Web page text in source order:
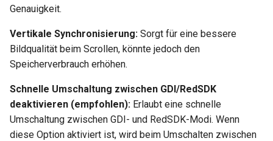
Genauigkeit.
Vertikale Synchronisierung: Sorgt für eine bessere
Bildqualität beim Scrollen, könnte jedoch den
Speicherverbrauch erhöhen.
Schnelle Umschaltung zwischen GDI/RedSDK
deaktivieren (empfohlen): Erlaubt eine schnelle
Umschaltung zwischen GDI- und RedSDK-Modi. Wenn
diese Option aktiviert ist, wird beim Umschalten zwischen